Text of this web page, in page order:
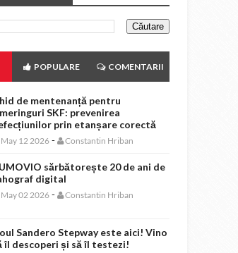
POPULARE COMENTARII
de mentenanță pentru
SKF: prevenirea
prin etanșare corectă
May 12 2026 - Constantin Hriban
sărbătorește 20 de ani de
digital
May 02 2026 - Constantin Hriban
Sandero Stepway este aici! Vino
îl descoperi și să îl testezi!